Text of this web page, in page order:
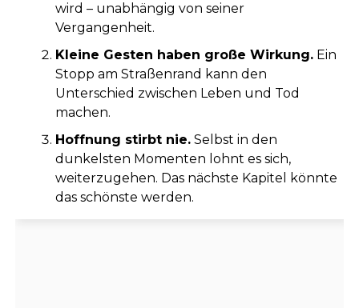
wird – unabhängig von seiner
Vergangenheit.
Kleine Gesten haben große Wirkung.Ein
Stopp am Straßenrand kann den
Unterschied zwischen Leben und Tod
machen.
Hoffnung stirbt nie.Selbst in den
dunkelsten Momenten lohnt es sich,
weiterzugehen. Das nächste Kapitel könnte
das schönste werden.